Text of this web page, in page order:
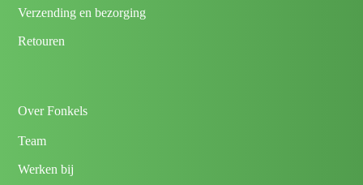
Verzending en bezorging
Retouren
Over Fonkels
Team
Werken bij